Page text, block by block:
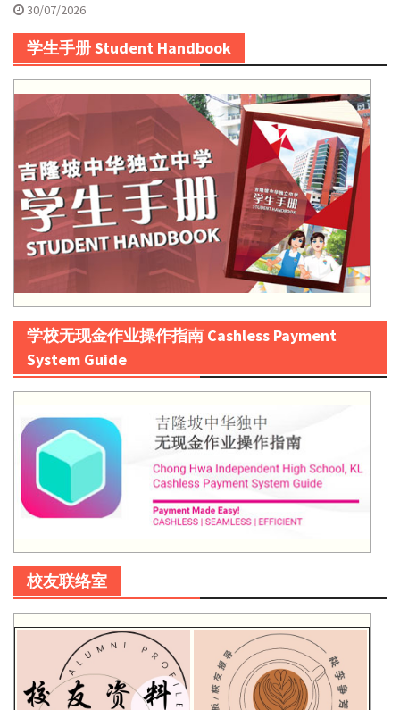
30/07/2026
学生手册 Student Handbook
学校无现金作业操作指南 Cashless Payment
System Guide
校友联络室